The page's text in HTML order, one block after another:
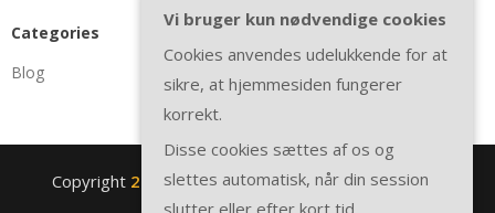
Categories
Blog
Copyright 2nite.se. All rights reserved.| Theme by
Vi bruger kun nødvendige cookies
Cookies anvendes udelukkende for at
sikre, at hjemmesiden fungerer
korrekt.
Disse cookies sættes af os og
slettes automatisk, når din session
slutter eller efter kort tid.